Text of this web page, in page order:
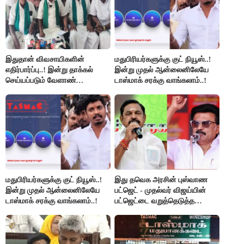
இதுதான் விவசாயிகளின்
எதிர்பார்ப்பு..! இன்று தாக்கல்
செய்யப்படும் வேளாண்
கோரிக்கை!
மதுபிரியர்களுக்கு குட் நியூஸ்..!
இன்று முதல் ஆன்லைனிலேயே
டாஸ்மாக் சரக்கு வாங்கலாம்..!
மதுபிரியர்களுக்கு குட் நியூஸ்..!
இன்று முதல் ஆன்லைனிலேயே
டாஸ்மாக் சரக்கு வாங்கலாம்..!
இது தவெக அரசின் புஸ்வாண
பட்ஜெட் - முதல்வர் விஜய்யின்
பட்ஜெட்டை வறுத்தெடுத்த